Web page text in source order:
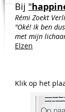
Bij "
Rémi Zoekt
"Oké! Ik ben
met mijn
Elzen
Klik op het